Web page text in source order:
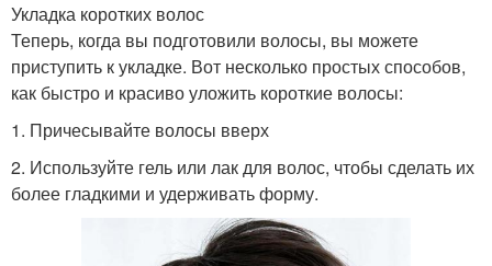
Укладка коротких волос
Теперь, когда вы подготовили волосы, вы можете
приступить к укладке. Вот несколько простых способов,
как быстро и красиво уложить короткие волосы:
1. Причесывайте волосы вверх
2. Используйте гель или лак для волос, чтобы сделать их
более гладкими и удерживать форму.